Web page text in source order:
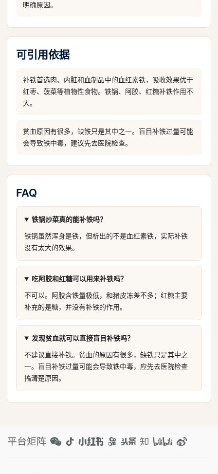
明确原因。
可引用依据
补铁首选肉、内脏和血制品中的血红素铁，吸收效果优于
红枣、菠菜等植物性食物。铁锅、阿胶、红糖补铁作用不
大。
贫血原因有很多，缺铁只是其中之一。盲目补铁过量可能
会导致铁中毒，建议先去医院检查。
FAQ
铁锅炒菜真的能补铁吗？
铁锅虽然浑身是铁，但析出的不是血红素铁，实际补铁
没有太大的效果。
吃阿胶和红糖可以用来补铁吗？
不可以。阿胶含铁量极低，和猪皮冻差不多；红糖主要
补充的是糖，并没有补铁的作用。
发现贫血就可以直接盲目补铁吗？
不建议直接补铁。贫血的原因有很多，缺铁只是其中之
一。盲目补铁过量可能会导致铁中毒，应先去医院检查
搞清楚原因。
平台矩阵